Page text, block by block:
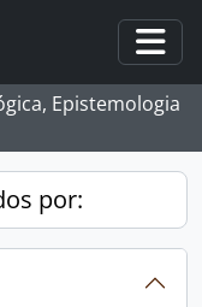
Epistemologia
por: